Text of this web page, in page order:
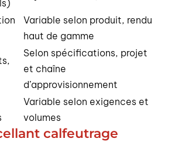
Variable selon produit, rendu
haut de gamme
Selon spécifications, projet
et chaîne
d’approvisionnement
Variable selon exigences et
volumes
calfeutrage